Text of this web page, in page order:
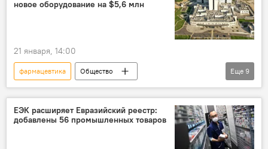
новое оборудование на $5,6 млн
21 января, 14:00
фармацевтика
Общество
здравоохранение
лечение онкологии
Узбекистан
медицинское оборудование
Презентация
президент Узбекистана
Еще 9
ЕЭК расширяет Евразийский реестр:
добавлены 56 промышленных товаров